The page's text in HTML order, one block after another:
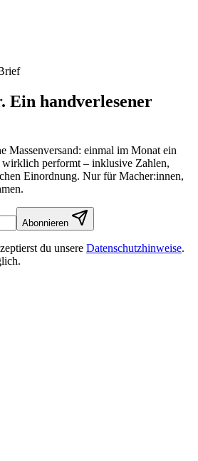
Cases ansehen
Ein handverlesener
Massenversand: einmal im Monat ein
performt – inklusive Zahlen,
Einordnung. Nur für Macher:innen,
Abonnieren
du unsere Datenschutzhinweise.